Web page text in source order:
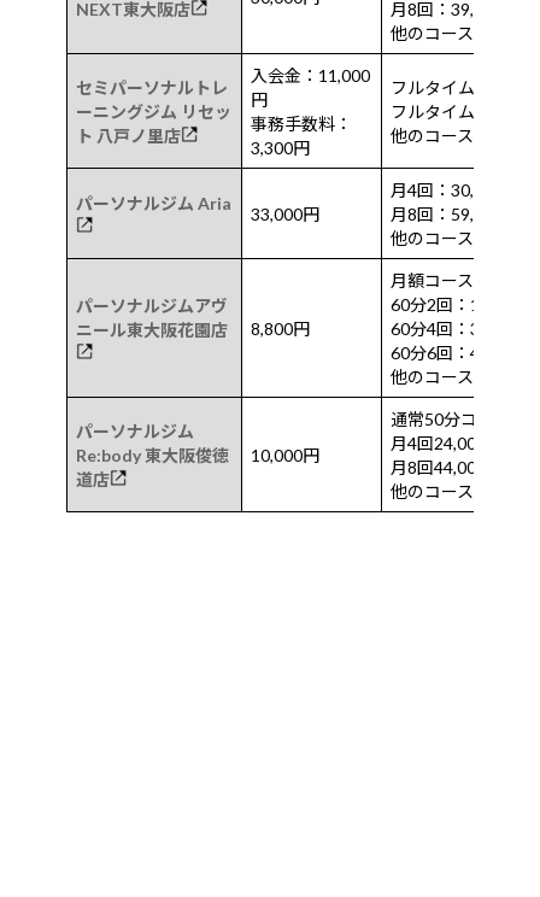
NEXT東大阪店
月8回：39,800円
他のコースあり
セミパーソナルトレ
ーニングジム リセッ
ト 八戸ノ里店
入会金：11,000
円
事務手数料：
3,300円
フルタイム4：月
フルタイム6：
他のコースあり
パーソナルジム Aria
33,000円
月4回：30,800円
月8回：59,400円
他のコースあり
パーソナルジムアヴ
ニール東大阪花園店
8,800円
月額コース
60分2回：18,040円
60分4回：35,200円
60分6回：46,110円
他のコースあり
パーソナルジム
Re:body 東大阪俊徳
道店
10,000円
通常50分コース
月4回24,000円
月8回44,000円
他のコースあり